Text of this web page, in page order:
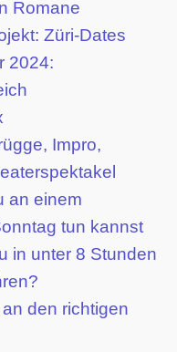
Romane
Züri-Dates
2024:
Impro,
an einem
tun kannst
in unter 8 Stunden
den richtigen